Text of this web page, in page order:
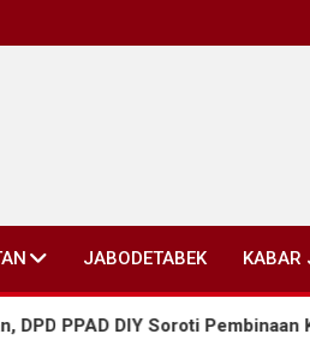
JABODETABEK KABAR
DIY Soroti Pembinaan